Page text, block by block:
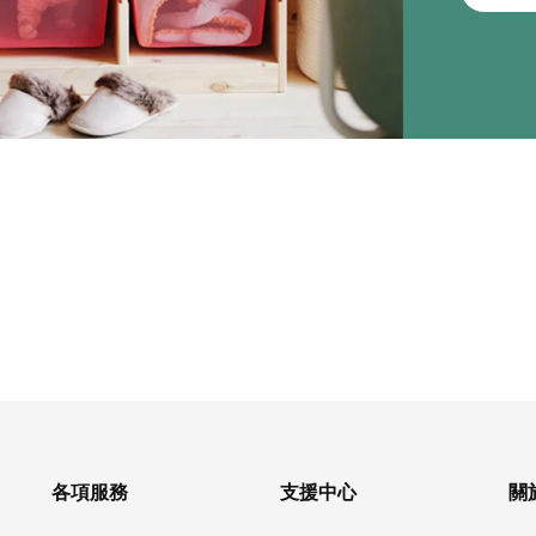
各項服務 支援中心 關